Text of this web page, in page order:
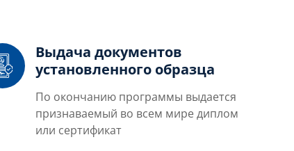
Выдача документов
установленного образца
По окончанию программы выдается
признаваемый во всем мире диплом
или сертификат